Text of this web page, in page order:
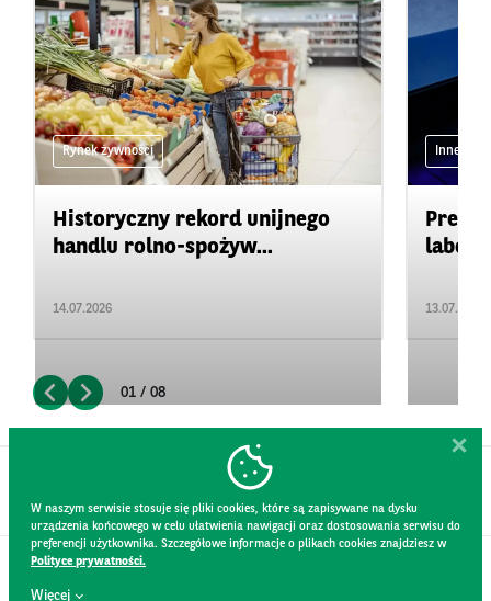
Rynek żywności
Historyczny rekord unijnego
handlu rolno-spożyw...
14.07.2026
Inne
13.07.2026
01 / 08
W naszym serwisie stosuje się pliki cookies, które są zapisywane na dysku
urządzenia końcowego w celu ułatwienia nawigacji oraz dostosowania serwisu do
preferencji użytkownika. Szczegółowe informacje o plikach cookies znajdziesz w
Polityce prywatności.
Więcej
KONTAKT